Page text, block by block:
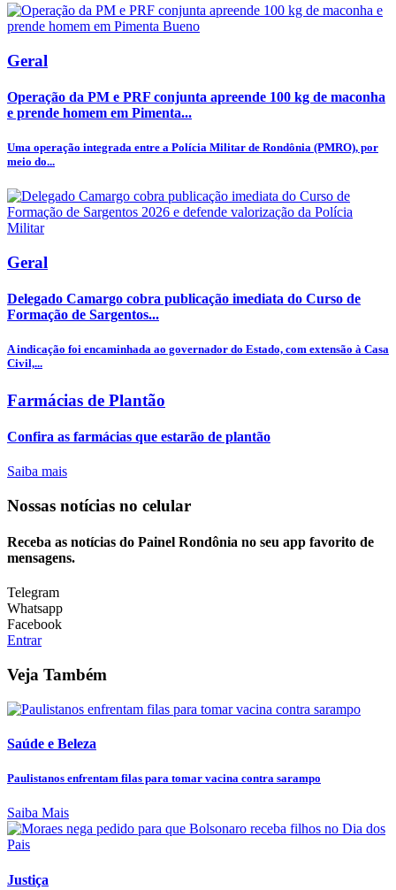
Geral
Operação da PM e PRF conjunta apreende 100 kg de maconha
e prende homem em Pimenta...
Uma operação integrada entre a Polícia Militar de Rondônia (PMRO), por
meio do...
Geral
Delegado Camargo cobra publicação imediata do Curso de
Formação de Sargentos...
A indicação foi encaminhada ao governador do Estado, com extensão à Casa
Civil,...
Farmácias de Plantão
Confira as farmácias que estarão de plantão
Saiba mais
Nossas notícias no celular
Receba as notícias do Painel Rondônia no seu app favorito de
mensagens.
Telegram
Whatsapp
Facebook
Entrar
Veja Também
Saúde e Beleza
Paulistanos enfrentam filas para tomar vacina contra sarampo
Saiba Mais
Justiça